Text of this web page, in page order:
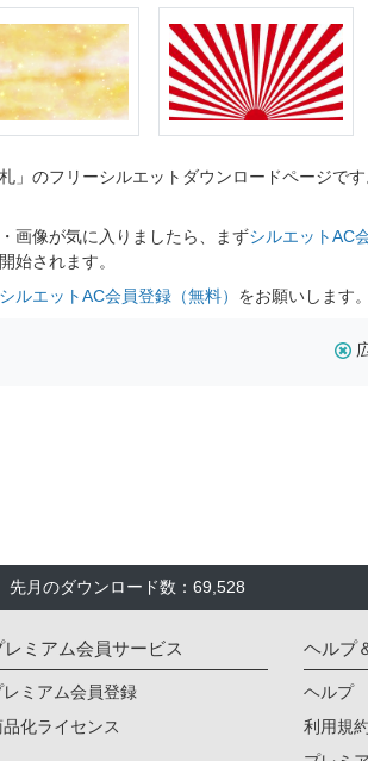
」のフリーシルエットダウンロードページで
画像が気に入りましたら、まずシルエットAC
始されます。
シルエットAC会員登録（無料） をお願いします。
先月のダウンロード数：69,528
レミアム会員サービス
レミアム会員登録
品化ライセンス
ヘルプ
ヘルプ
利用規約